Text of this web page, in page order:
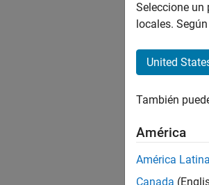
Seleccione un
locales.
United
También
América
América Latina
Canada